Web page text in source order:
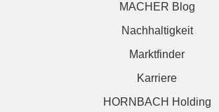
MACHER Blog
Nachhaltigkeit
Marktfinder
Karriere
HORNBACH Holding